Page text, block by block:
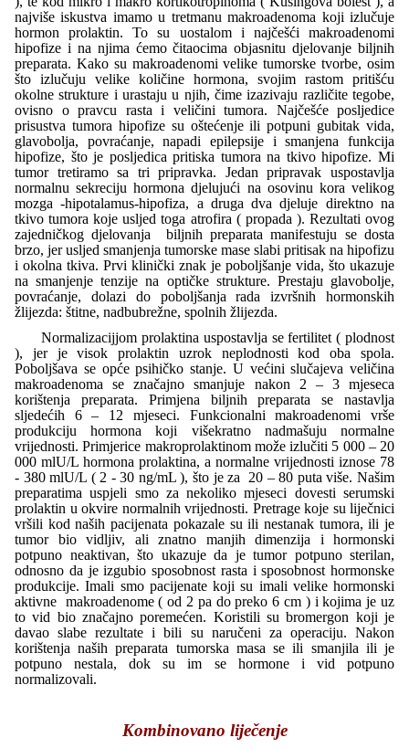
najviše iskustva imamo u tretmanu makroadenoma koji izlučuje
hormon prolaktin. To su uostalom i najčešći makroadenomi
hipofize i na njima ćemo čitaocima objasnitu djelovanje biljnih
preparata. Kako su makroadenomi velike tumorske tvorbe, osim
što izlučuju velike količine hormona, svojim rastom pritišću
okolne strukture i urastaju u njih, čime izazivaju različite tegobe,
ovisno o pravcu rasta i veličini tumora. Najčešće posljedice
prisustva tumora hipofize su oštećenje ili potpuni gubitak vida,
glavobolja, povraćanje, napadi epilepsije i smanjena funkcija
hipofize, što je posljedica pritiska tumora na tkivo hipofize. Mi
tumor tretiramo sa tri pripravka. Jedan pripravak uspostavlja
normalnu sekreciju hormona djelujući na osovinu kora velikog
mozga -hipotalamus-hipofiza, a druga dva djeluje direktno na
tkivo tumora koje usljed toga atrofira ( propada ). Rezultati ovog
zajedničkog djelovanja biljnih preparata manifestuju se dosta
brzo, jer usljed smanjenja tumorske mase slabi pritisak na hipofizu
i okolna tkiva. Prvi klinički znak je poboljšanje vida, što ukazuje
na smanjenje tenzije na optičke strukture. Prestaju glavobolje,
povraćanje, dolazi do poboljšanja rada izvršnih hormonskih
žlijezda: štitne, nadbubrežne, spolnih žlijezda.
Normalizacijjom prolaktina uspostavlja se fertilitet ( plodnost
), jer je visok prolaktin uzrok neplodnosti kod oba spola.
Poboljšava se opće psihičko stanje. U većini slučajeva veličina
makroadenoma se značajno smanjuje nakon 2 – 3 mjeseca
korištenja preparata. Primjena biljnih preparata se nastavlja
sljedećih 6 – 12 mjeseci. Funkcionalni makroadenomi vrše
produkciju hormona koji višekratno nadmašuju normalne
vrijednosti. Primjerice makroprolaktinom može izlučiti 5 000 – 20
000 mlU/L hormona prolaktina, a normalne vrijednosti iznose 78
- 380 mlU/L ( 2 - 30 ng/mL ), što je za 20 – 80 puta više. Našim
preparatima uspjeli smo za nekoliko mjeseci dovesti serumski
prolaktin u okvire normalnih vrijednosti. Pretrage koje su liječnici
vršili kod naših pacijenata pokazale su ili nestanak tumora, ili je
tumor bio vidljiv, ali znatno manjih dimenzija i hormonski
potpuno neaktivan, što ukazuje da je tumor potpuno sterilan,
odnosno da je izgubio sposobnost rasta i sposobnost hormonske
produkcije. Imali smo pacijenate koji su imali velike hormonski
aktivne makroadenome ( od 2 pa do preko 6 cm ) i kojima je uz
to vid bio značajno poremećen. Koristili su bromergon koji je
davao slabe rezultate i bili su naručeni za operaciju. Nakon
korištenja naših preparata tumorska masa se ili smanjila ili je
potpuno nestala, dok su im se hormone i vid potpuno
normalizovali.
Kombinovano liječenje